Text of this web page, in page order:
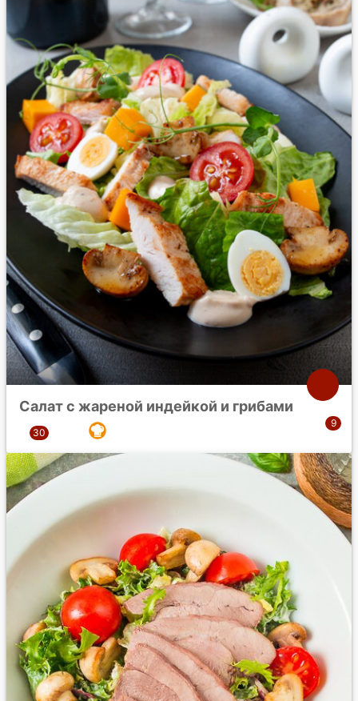
Салат с жареной индейкой и грибами